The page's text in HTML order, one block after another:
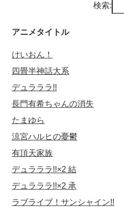
検索:
アニメタイトル
けいおん！
四畳半神話大系
デュラララ!!
長門有希ちゃんの消失
たまゆら
涼宮ハルヒの憂鬱
有頂天家族
デュラララ!!×2 結
デュラララ!!×2 承
ラブライブ！サンシャイン!!